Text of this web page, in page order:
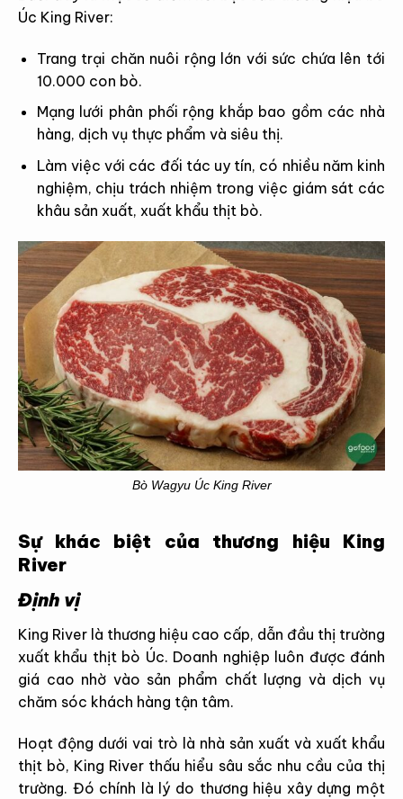
Úc King River:
Trang trại chăn nuôi rộng lớn với sức chứa lên tới
10.000 con bò.
Mạng lưới phân phối rộng khắp bao gồm các nhà
hàng, dịch vụ thực phẩm và siêu thị.
Làm việc với các đối tác uy tín, có nhiều năm kinh
nghiệm, chịu trách nhiệm trong việc giám sát các
khâu sản xuất, xuất khẩu thịt bò.
Bò Wagyu Úc King River
Sự khác biệt của thương hiệu King
River
Định vị
King River là thương hiệu cao cấp, dẫn đầu thị trường
xuất khẩu thịt bò Úc. Doanh nghiệp luôn được đánh
giá cao nhờ vào sản phẩm chất lượng và dịch vụ
chăm sóc khách hàng tận tâm.
Hoạt động dưới vai trò là nhà sản xuất và xuất khẩu
thịt bò, King River thấu hiểu sâu sắc nhu cầu của thị
trường. Đó chính là lý do thương hiệu xây dựng một